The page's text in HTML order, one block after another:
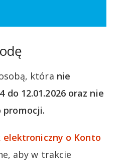
która nie
do 12.01.2026 oraz nie
promocji.
elektroniczny o Konto
aby w trakcie